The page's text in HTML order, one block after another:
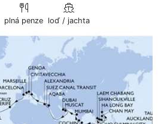
plná penze loď / jachta